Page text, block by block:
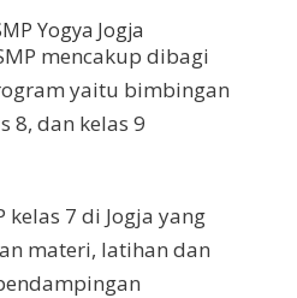
Yogya Jogja
mencakup dibagi
yaitu bimbingan
8, dan kelas 9
kelas 7 di Jogja yang
materi, latihan dan